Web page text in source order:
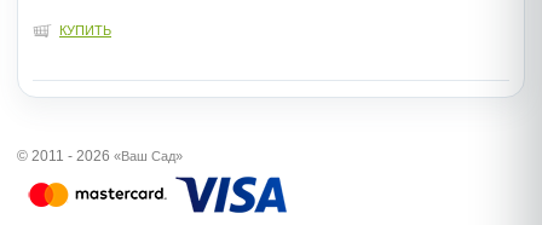
КУПИТЬ
© 2011 - 2026 «Ваш Сад»